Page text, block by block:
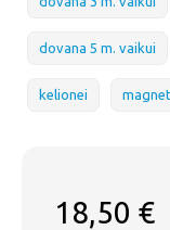
dovana 5 m. vaikui
kelionei
18,50 €